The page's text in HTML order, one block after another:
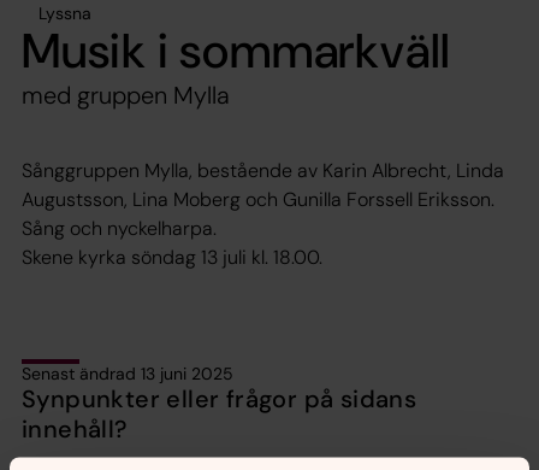
Lyssna
Musik i sommarkväll
med gruppen Mylla
Sånggruppen Mylla, bestående av Karin Albrecht, Linda
Augustsson, Lina Moberg och Gunilla Forssell Eriksson.
Sång och nyckelharpa.
Skene kyrka söndag 13 juli kl. 18.00.
Senast ändrad 13 juni 2025
Synpunkter eller frågor på sidans
innehåll?